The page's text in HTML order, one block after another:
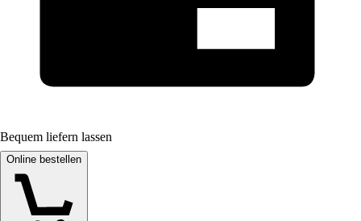
Bequem liefern lassen
Online bestellen